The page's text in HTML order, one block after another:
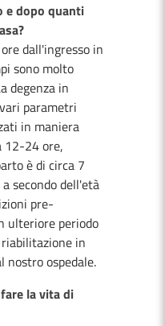
e dopo quanti
dall'ingresso in
sono molto
degenza in
parametri
in maniera
12-24 ore,
è di circa 7
secondo dell'età
pre-
ulteriore periodo
in
ospedale.
la vita di